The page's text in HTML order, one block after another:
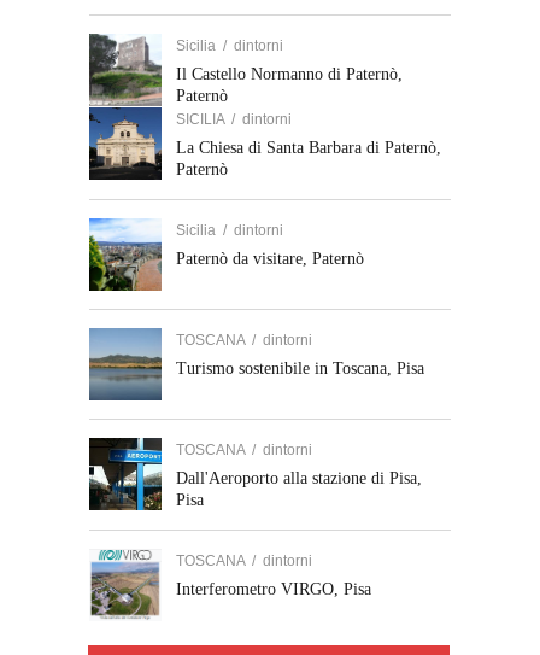
Sicilia / dintorni
Il Castello Normanno di Paternò,
Paternò
SICILIA / dintorni
La Chiesa di Santa Barbara di Paternò,
Paternò
Sicilia / dintorni
Paternò da visitare, Paternò
TOSCANA / dintorni
Turismo sostenibile in Toscana, Pisa
TOSCANA / dintorni
Dall'Aeroporto alla stazione di Pisa,
Pisa
TOSCANA / dintorni
Interferometro VIRGO, Pisa